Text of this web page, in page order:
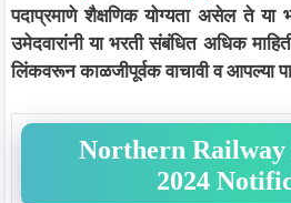
पदाप्रमाणे शैक्षणिक योग्यता असेल ते
उमेदवारांनी या भरती संबंधित अधिक
लिंकवरून काळजीपूर्वक वाचावी व आपल्या
Northern
2024